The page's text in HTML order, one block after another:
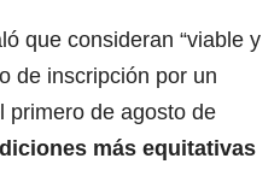
que consideran “viable y
de inscripción por un
primero de agosto de
más equitativas